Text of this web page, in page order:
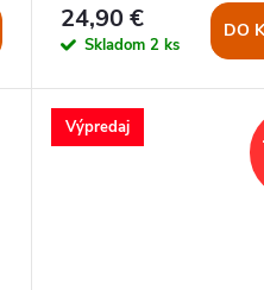
24,90 €
Skladom2 ks
DO
Výpredaj